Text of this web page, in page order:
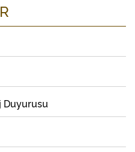
Duyurusu